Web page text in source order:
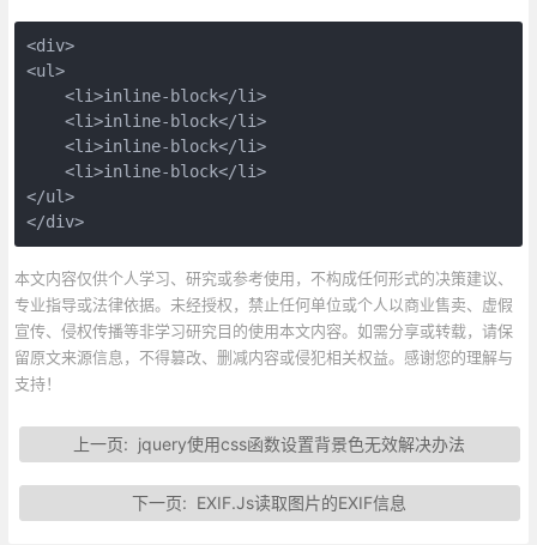
<div>
<ul>
    <li>inline-block</li>
    <li>inline-block</li>
    <li>inline-block</li>
    <li>inline-block</li>
</ul>
</div>
本文内容仅供个人学习、研究或参考使用，不构成任何形式的决策建议、
专业指导或法律依据。未经授权，禁止任何单位或个人以商业售卖、虚假
宣传、侵权传播等非学习研究目的使用本文内容。如需分享或转载，请保
留原文来源信息，不得篡改、删减内容或侵犯相关权益。感谢您的理解与
支持！
上一页: jquery使用css函数设置背景色无效解决办法
下一页: EXIF.Js读取图片的EXIF信息